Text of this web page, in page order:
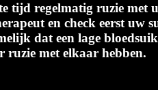
tijd regelmatig ruzie met
en check eerst uw
dat een lage
ruzie met elkaar hebben.